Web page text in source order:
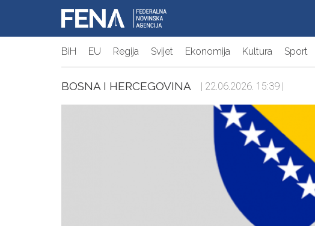
BiH EU Regija Svijet Ekonomija Kultura Sport
BOSNA I HERCEGOVINA | 22.06.2026. 15:39 |